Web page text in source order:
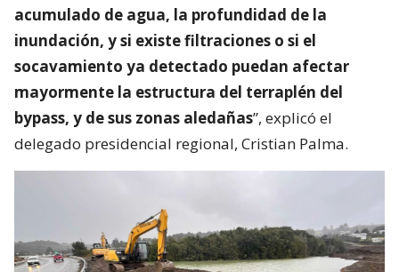
acumulado de agua, la profundidad de la
inundación, y si existe filtraciones o si el
socavamiento ya detectado puedan afectar
mayormente la estructura del terraplén del
bypass, y de sus zonas aledañas”, explicó el
delegado presidencial regional, Cristian Palma.